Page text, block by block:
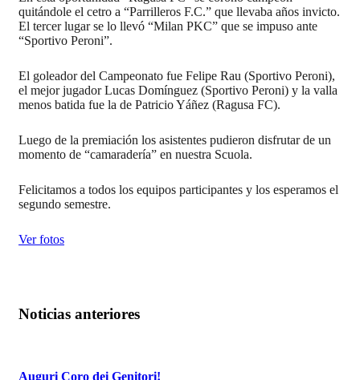
quitándole el cetro a “Parrilleros F.C.” que llevaba años invicto.
El tercer lugar se lo llevó “Milan PKC” que se impuso ante
“Sportivo Peroni”.
El goleador del Campeonato fue Felipe Rau (Sportivo Peroni),
el mejor jugador Lucas Domínguez (Sportivo Peroni) y la valla
menos batida fue la de Patricio Yáñez (Ragusa FC).
Luego de la premiación los asistentes pudieron disfrutar de un
momento de “camaradería” en nuestra Scuola.
Felicitamos a todos los equipos participantes y los esperamos el
segundo semestre.
Ver fotos
Noticias anteriores
Auguri Coro dei Genitori!